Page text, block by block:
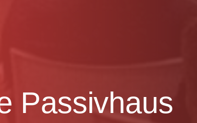
Passivhaus